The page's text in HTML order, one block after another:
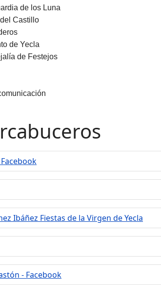
de los Luna
Castillo
de Yecla
de Festejos
Ibáñez Fiestas de la Virgen de Yecla
- Facebook